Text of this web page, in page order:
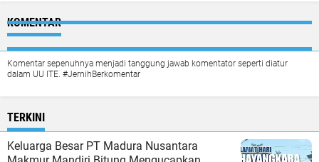
KOMENTAR
Komentar sepenuhnya menjadi tanggung jawab komentator seperti diatur
dalam UU ITE. #JernihBerkomentar
TERKINI
Keluarga Besar PT Madura Nusantara